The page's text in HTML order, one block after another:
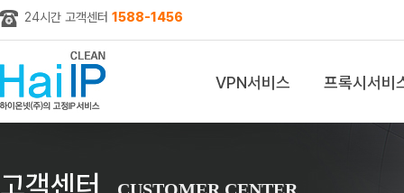
24시간 고객센터 1588-1456
VPN서비스 프록시서비
고객센터 CUSTOMER CENTER